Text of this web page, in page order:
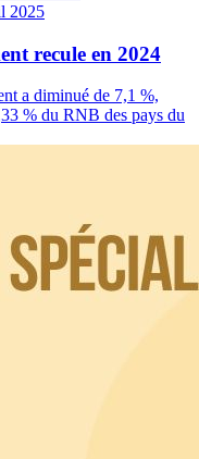
2025
recule en 2024
a diminué de 7,1 %,
% du RNB des pays du